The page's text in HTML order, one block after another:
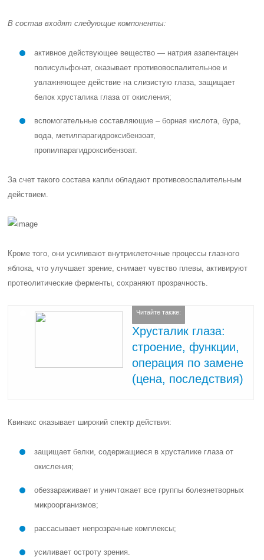
В состав входят следующие компоненты:
активное действующее вещество — натрия азапентацен
полисульфонат, оказывает противовоспалительное и
увлажняющее действие на слизистую глаза, защищает
белок хрусталика глаза от окисления;
вспомогательные составляющие – борная кислота, бура,
вода, метилпарагидроксибензоат,
пропилпарагидроксибензоат.
За счет такого состава капли обладают противовоспалительным
действием.
Кроме того, они усиливают внутриклеточные процессы глазного
яблока, что улучшает зрение, снимает чувство плевы, активируют
протеолитические ферменты, сохраняют прозрачность.
Читайте также:
Хрусталик глаза:
строение, функции,
операция по замене
(цена, последствия)
Квинакс оказывает широкий спектр действия:
защищает белки, содержащиеся в хрусталике глаза от
окисления;
обеззараживает и уничтожает все группы болезнетворных
микроорганизмов;
рассасывает непрозрачные комплексы;
усиливает остроту зрения.